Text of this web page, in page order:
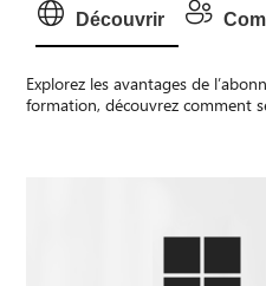
Découvrir
Explorez les avantages de
formation, découvrez comment